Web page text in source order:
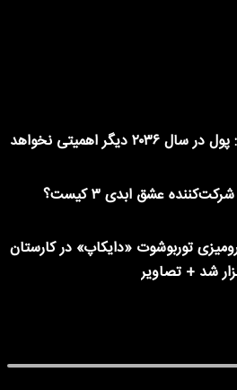
ایلان ماسک: پول در سال ۲۰۳۶ دیگر اهمیتی نخواهد
عشق ابدی ۳ کیست؟
توربوشوت «دایکاپ» در کارستان
شد + تصاویر